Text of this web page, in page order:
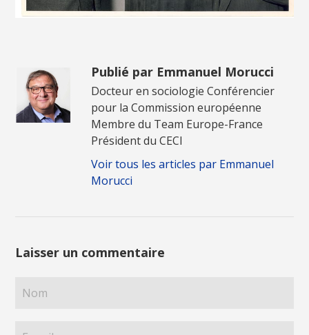
Publié par Emmanuel Morucci
Docteur en sociologie Conférencier
pour la Commission européenne
Membre du Team Europe-France
Président du CECI
Voir tous les articles par Emmanuel
Morucci
Laisser un commentaire